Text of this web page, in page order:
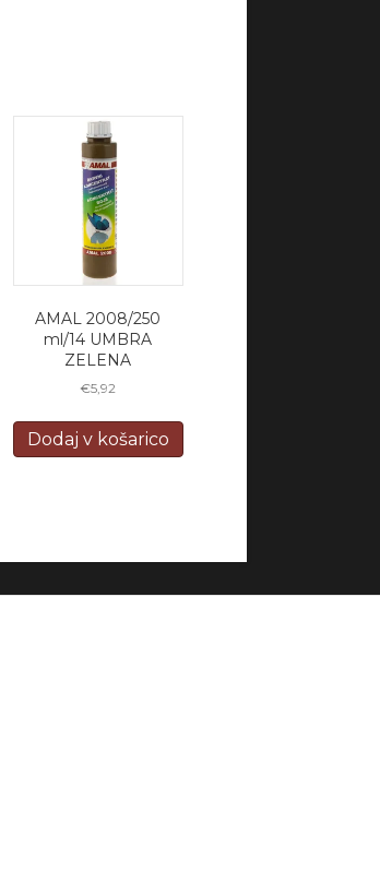
AMAL 2008/250
ml/14 UMBRA
ZELENA
€5,92
Dodaj v košarico